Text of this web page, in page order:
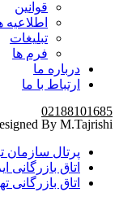
قوانین
اطلاعیه
تبلیغات
فرم ها
درباره ما
ارتباط با ما
02188101685
By M.Tajrishi
پرتال سازمان
اتاق بازرگانی
اتاق بازرگانی